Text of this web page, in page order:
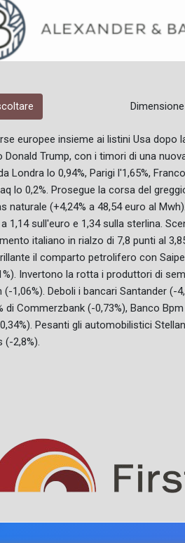
europee insieme ai listini Usa dopo
Trump, con i timori di una
Londra lo 0,94%, Parigi l'1,65%,
lo 0,2%. Prosegue la corsa del
naturale (+4,24% a 48,54 euro al
1,14 sull'euro e 1,34 sulla sterlina.
italiano in rialzo di 7,8 punti al
il comparto petrolifero con
Invertono la rotta i produttori di
1,06%). Deboli i bancari Santander (-
Commerzbank (-0,73%), Banco
Pesanti gli automobilistici
(-2,8%).